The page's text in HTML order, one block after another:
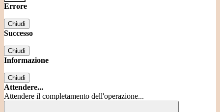
Errore
Chiudi
Successo
Chiudi
Informazione
Chiudi
Attendere...
Attendere il completamento dell'operazione...